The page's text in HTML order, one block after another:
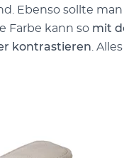
Ebenso sollte
Farbe kann so mit
kontrastieren.